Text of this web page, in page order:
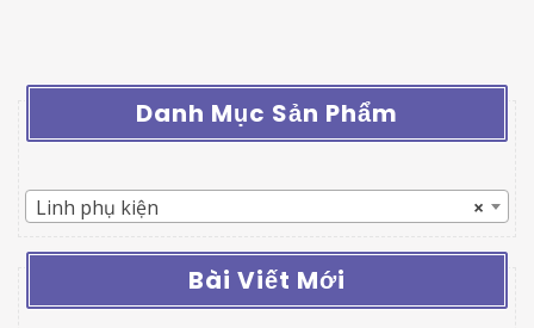
Danh Mục Sản Phẩm
×
Linh phụ kiện
Bài Viết Mới